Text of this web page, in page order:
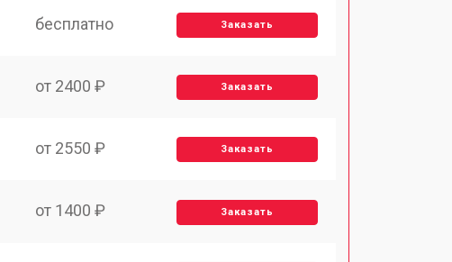
бесплатно Заказать
от 2400 ₽ Заказать
от 2550 ₽ Заказать
от 1400 ₽ Заказать